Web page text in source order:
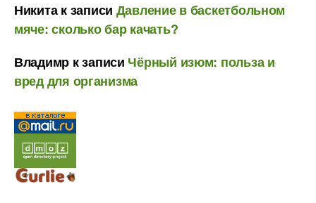
Никитак записи Давление в баскетбольном
мяче: сколько бар качать?
Владимр к записи Чёрный изюм: польза и
вред для организма